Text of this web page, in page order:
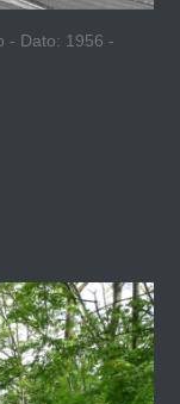
- Dato: 1956 -